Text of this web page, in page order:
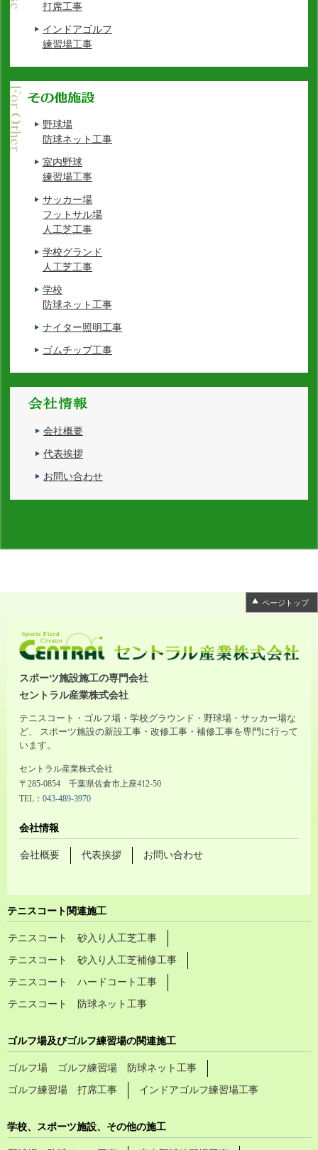
打席工事
インドアゴルフ
練習場工事
野球場
防球ネット工事
室内野球
練習場工事
サッカー場
フットサル場
人工芝工事
学校グランド
人工芝工事
学校
防球ネット工事
ナイター照明工事
ゴムチップ工事
会社概要
代表挨拶
お問い合わせ
ページトップ
スポーツ施設施工の専門会社
セントラル産業株式会社
テニスコート・ゴルフ場・学校グラウンド・野球場・サッカー場な
ど、 スポーツ施設の新設工事・改修工事・補修工事を専門に行って
います。
セントラル産業株式会社
〒285-0854 千葉県佐倉市上座412-50
TEL： 043-489-3970
会社情報
会社概要 代表挨拶 お問い合わせ
テニスコート関連施工
テニスコート 砂入り人工芝工事
テニスコート 砂入り人工芝補修工事
テニスコート ハードコート工事
テニスコート 防球ネット工事
ゴルフ場及びゴルフ練習場の関連施工
ゴルフ場 ゴルフ練習場 防球ネット工事
ゴルフ練習場 打席工事 インドアゴルフ練習場工事
学校、スポーツ施設、その他の施工